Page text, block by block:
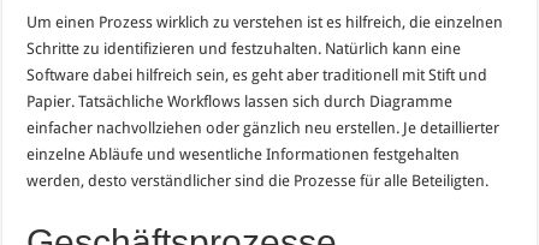
Um einen Prozess wirklich zu verstehen ist es hilfreich, die einzelnen
Schritte zu identifizieren und festzuhalten. Natürlich kann eine
Software dabei hilfreich sein, es geht aber traditionell mit Stift und
Papier. Tatsächliche Workflows lassen sich durch Diagramme
einfacher nachvollziehen oder gänzlich neu erstellen. Je detaillierter
einzelne Abläufe und wesentliche Informationen festgehalten
werden, desto verständlicher sind die Prozesse für alle Beteiligten.